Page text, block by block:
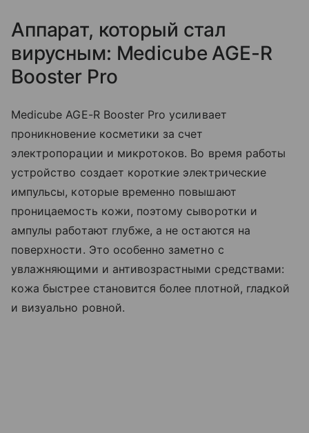
Аппарат, который стал
вирусным: Medicube AGE-R
Booster Pro
Medicube AGE-R Booster Pro усиливает
проникновение косметики за счет
электропорации и микротоков. Во время работы
устройство создает короткие электрические
импульсы, которые временно повышают
проницаемость кожи, поэтому сыворотки и
ампулы работают глубже, а не остаются на
поверхности. Это особенно заметно с
увлажняющими и антивозрастными средствами:
кожа быстрее становится более плотной, гладкой
и визуально ровной.